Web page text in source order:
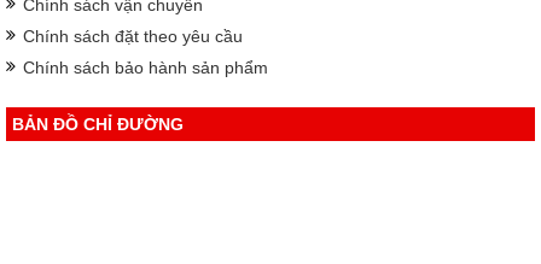
Chính sách vận chuyển
Chính sách đặt theo yêu cầu
Chính sách bảo hành sản phẩm
BẢN ĐỒ CHỈ ĐƯỜNG